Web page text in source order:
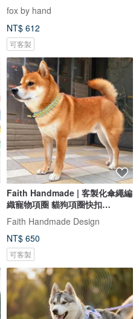
fox by hand
NT$ 612
可客製
Faith Handmade | 客製化傘繩編
織寵物項圈 貓狗項圈快扣
Macrame
Faith Handmade Design
NT$ 650
可客製